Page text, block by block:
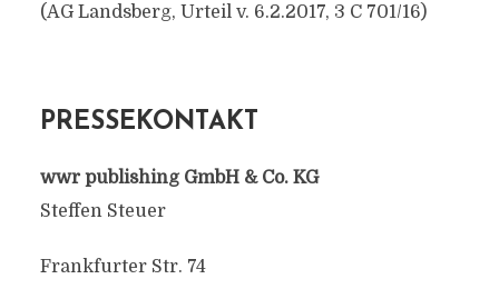
(AG Landsberg, Urteil v. 6.2.2017, 3 C 701/16)
PRESSEKONTAKT
wwr publishing GmbH & Co. KG
Steffen Steuer
Frankfurter Str. 74